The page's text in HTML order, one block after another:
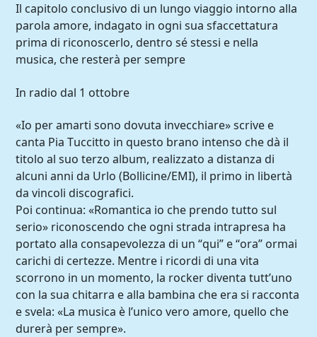
Il capitolo conclusivo di un lungo viaggio intorno alla
parola amore, indagato in ogni sua sfaccettatura
prima di riconoscerlo, dentro sé stessi e nella
musica, che resterà per sempre
In radio dal 1 ottobre
«Io per amarti sono dovuta invecchiare» scrive e
canta Pia Tuccitto in questo brano intenso che dà il
titolo al suo terzo album, realizzato a distanza di
alcuni anni da Urlo (Bollicine/EMI), il primo in libertà
da vincoli discografici.
Poi continua: «Romantica io che prendo tutto sul
serio» riconoscendo che ogni strada intrapresa ha
portato alla consapevolezza di un “qui” e “ora” ormai
carichi di certezze. Mentre i ricordi di una vita
scorrono in un momento, la rocker diventa tutt’uno
con la sua chitarra e alla bambina che era si racconta
e svela: «La musica è l’unico vero amore, quello che
durerà per sempre».